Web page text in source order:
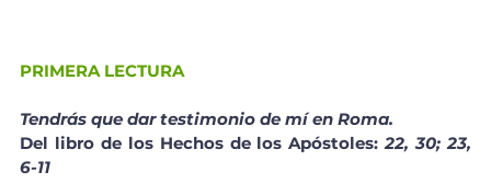
PRIMERA LECTURA
Tendrás que dar testimonio de mí en Roma.
Del libro de los Hechos de los Apóstoles: 22, 30; 23,
6-11